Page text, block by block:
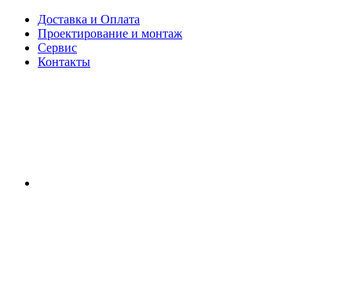
Доставка и Оплата
Проектирование и монтаж
Сервис
Контакты